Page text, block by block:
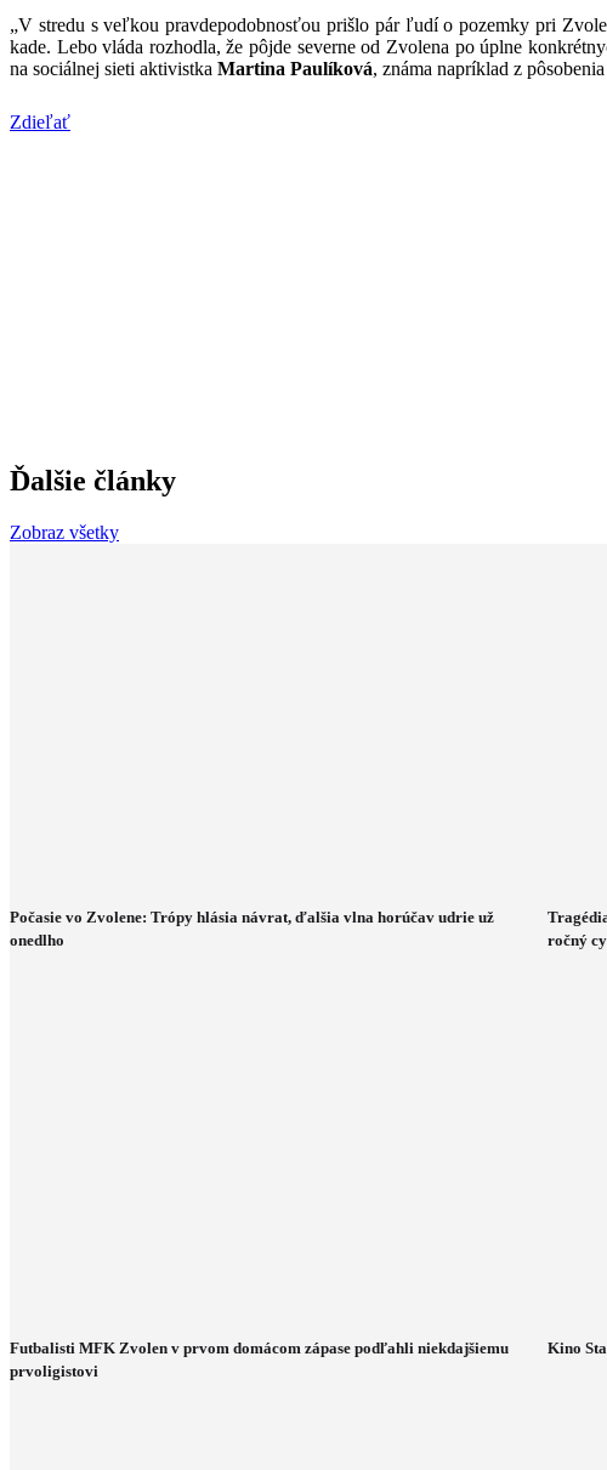
„V stredu s veľkou pravdepodobnosťou prišlo pár ľudí o pozemky pri
kade. Lebo vláda rozhodla, že pôjde severne od Zvolena po úplne
na sociálnej sieti aktivistka Martina Paulíková, známa napríklad z
Zdieľať
Ďalšie články
Zobraz všetky
Počasie vo Zvolene: Trópy hlásia návrat, ďalšia vlna horúčav udrie už
onedlho
ročný
Futbalisti MFK Zvolen v prvom domácom zápase podľahli niekdajšiemu
prvoligistovi
Kino